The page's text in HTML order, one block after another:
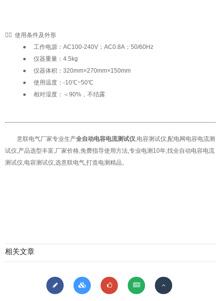
 ✔ 使用条件及外形
●
工作电源：AC100-240V；AC0.8A；50/60Hz
●
仪器重量：4.5kg
●
仪器体积：320mm×270mm×150mm
●
使用温度：-10℃~50℃
●
相对湿度：＜90%，不结露
意联电气厂家专业生产全自动电容电流测试仪,电容测试仪,配电网电容电流测
试仪,产品选型丰富,厂家价格,免费指导使用方法,专业电测10年,找全自动电容电流
测试仪,电容测试仪,选意联电气,打造电测精品。
相关文章